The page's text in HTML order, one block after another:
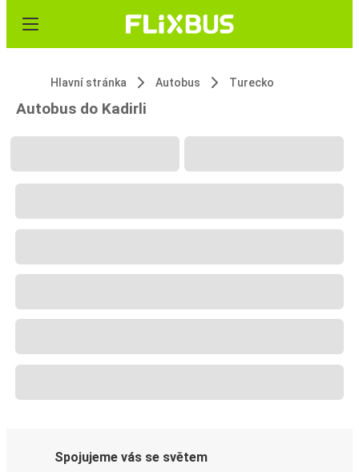
Hlavní stránka Autobus Turecko
Autobus do Kadirli
Spojujeme vás se světem